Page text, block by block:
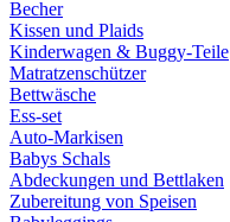
Becher
Kissen und Plaids
Kinderwagen & Buggy-Teile
Matratzenschützer
Bettwäsche
Ess-set
Auto-Markisen
Babys Schals
Abdeckungen und Bettlaken
Zubereitung von Speisen